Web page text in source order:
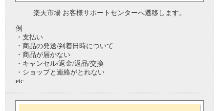
楽天市場 お客様サポートセンターへ遷移します。
例
・支払い
・商品の発送/到着日時について
・商品が届かない
・キャンセル/返金/返品/交換
・ショップと連絡がとれない
etc.